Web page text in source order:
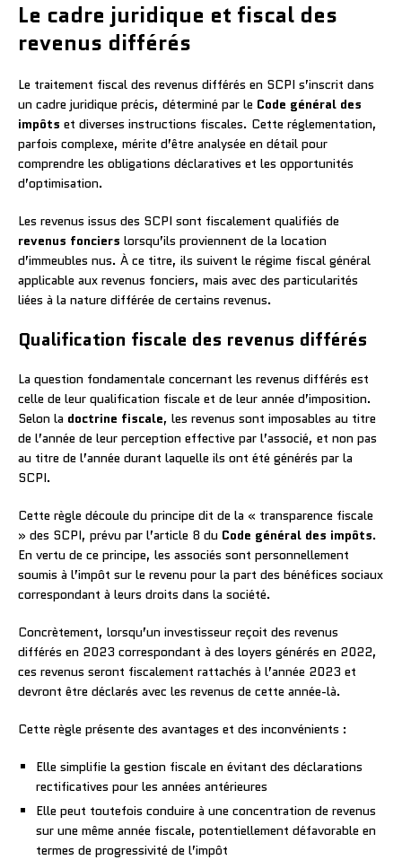
Le cadre juridique et fiscal des
revenus différés
Le traitement fiscal des revenus différés en SCPI s’inscrit dans
un cadre juridique précis, déterminé par le Code général des
impôts et diverses instructions fiscales. Cette réglementation,
parfois complexe, mérite d’être analysée en détail pour
comprendre les obligations déclaratives et les opportunités
d’optimisation.
Les revenus issus des SCPI sont fiscalement qualifiés de
revenus fonciers lorsqu’ils proviennent de la location
d’immeubles nus. À ce titre, ils suivent le régime fiscal général
applicable aux revenus fonciers, mais avec des particularités
liées à la nature différée de certains revenus.
Qualification fiscale des revenus différés
La question fondamentale concernant les revenus différés est
celle de leur qualification fiscale et de leur année d’imposition.
Selon la doctrine fiscale, les revenus sont imposables au titre
de l’année de leur perception effective par l’associé, et non pas
au titre de l’année durant laquelle ils ont été générés par la
SCPI.
Cette règle découle du principe dit de la « transparence fiscale
» des SCPI, prévu par l’article 8 du Code général des impôts.
En vertu de ce principe, les associés sont personnellement
soumis à l’impôt sur le revenu pour la part des bénéfices sociaux
correspondant à leurs droits dans la société.
Concrètement, lorsqu’un investisseur reçoit des revenus
différés en 2023 correspondant à des loyers générés en 2022,
ces revenus seront fiscalement rattachés à l’année 2023 et
devront être déclarés avec les revenus de cette année-là.
Cette règle présente des avantages et des inconvénients :
Elle simplifie la gestion fiscale en évitant des déclarations
rectificatives pour les années antérieures
Elle peut toutefois conduire à une concentration de revenus
sur une même année fiscale, potentiellement défavorable en
termes de progressivité de l’impôt